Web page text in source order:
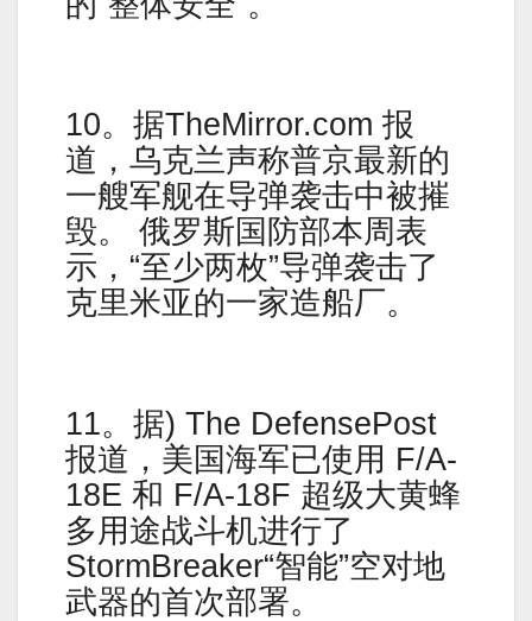
10。据TheMirror.com 报
道，乌克兰声称普京最新的
一艘军舰在导弹袭击中被摧
毁。 俄罗斯国防部本周表
示，“至少两枚”导弹袭击了
克里米亚的一家造船厂。
11。据) The DefensePost
报道，美国海军已使用 F/A-
18E 和 F/A-18F 超级大黄蜂
多用途战斗机进行了
StormBreaker“智能”空对地
武器的首次部署。